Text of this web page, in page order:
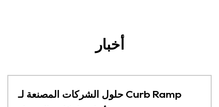
أخبار
حلول الشركات المصنعة لـ Curb Ramp